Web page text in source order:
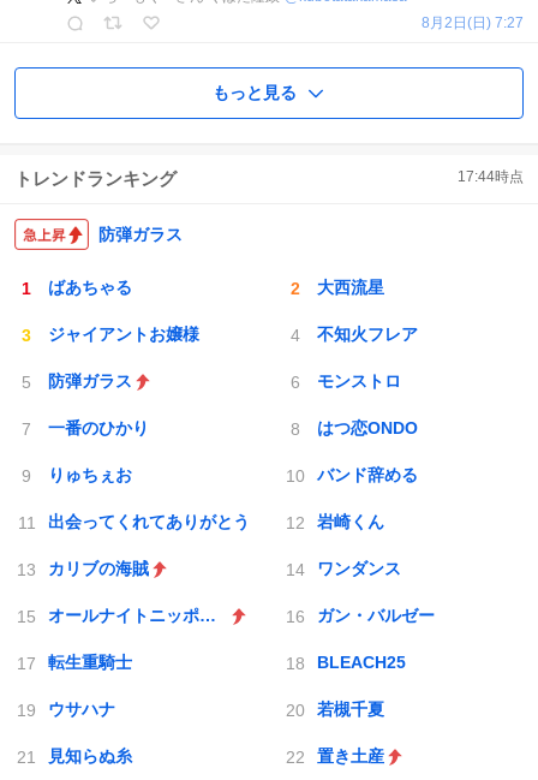
8月2日(日) 7:27
もっと見る
トレンドランキング 17:44時点
防弾ガラス
ばあちゃる 大西流星
ジャイアントお嬢様 不知火フレア
防弾ガラス モンストロ
一番のひかり はつ恋ONDO
りゅちぇお バンド辞める
出会ってくれてありがとう 岩崎くん
カリブの海賊 ワンダンス
オールナイトニッポンX(クロス) ガン・バルゼー
転生重騎士 BLEACH25
ウサハナ 若槻千夏
見知らぬ糸 置き土産